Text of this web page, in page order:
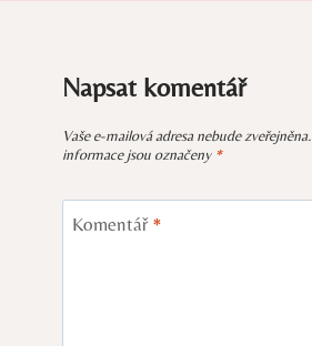
Napsat komentář
Vaše e-mailová adresa nebude zveřejněna.
informace jsou označeny *
Komentář *